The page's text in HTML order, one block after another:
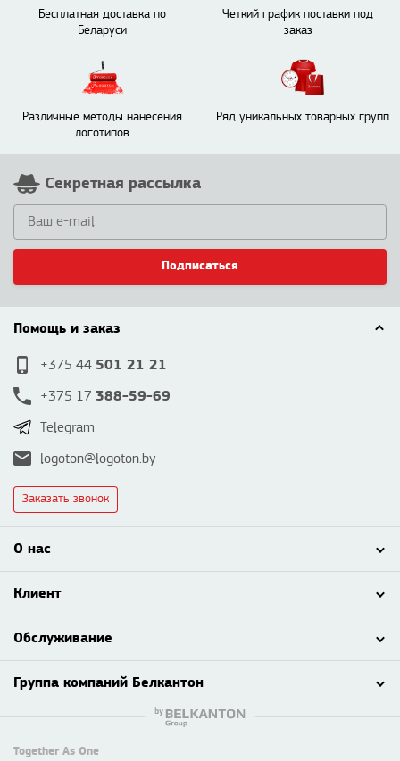
Бесплатная доставка по
Беларуси
Четкий график поставки под
заказ
Различные методы нанесения
логотипов
Ряд уникальных товарных групп
Секретная рассылка
Подписаться
Помощь и заказ
+375 44 501 21 21
+375 17 388-59-69
Telegram
logoton@logoton.by
Заказать звонок
О нас
Клиент
Обслуживание
Группа компаний Белкантон
Together As One